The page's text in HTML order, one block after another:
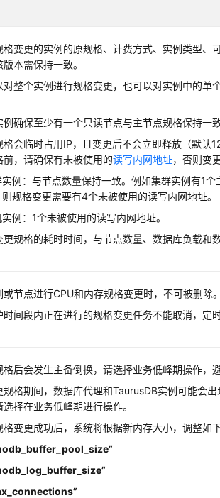
格变更的实例的原规格、计费方式、实例类型、
版本需保持一致。
对整个实例进行规格变更，也可以对实例中的单
例确保至少有一个只读节点与主节点规格保持一致
格会临时占用IP，且变更后不会立即释放（默认
前，请确保有未被使用的读写内网地址，否则变
实例：与节点数量保持一致。例如集群实例有1
则规格变更需要有4个未被使用的读写内网地址。
例：1个未被使用的读写内网地址。
更规格的耗时时间，与节点数量、数据库负载和
或节点进行CPU和内存规格变更时，不可被删除。
时间段内正在进行的规格变更任务不能取消，定
格后会发生主备倒换，请选择业务低峰期操作，
规格期间，数据库代理和TaurusDB实例可能会
选择在业务低峰期进行操作。
格变更成功后，系统将根据新内存大小，调整如